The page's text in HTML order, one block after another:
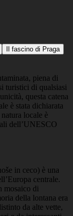
Il fascino di Praga
piena di
turistici di qualsiasi
questa catena
è stata dichiarata
locale è
dell’UNESCO
in ceco) è una
centrale.
mosaico di
della lontana era
da alte vette,